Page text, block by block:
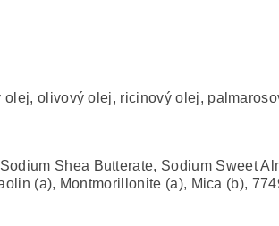
olivový olej, ricinový olej,
Shea Butterate, Sodium Sweet
(a), Montmorillonite (a), Mica (b),